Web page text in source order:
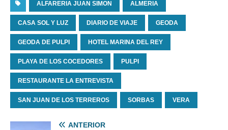
ALFARERIA JUAN SIMON ALMERIA
CASA SOL Y LUZ DIARIO DE VIAJE GEODA
GEODA DE PULPI HOTEL MARINA DEL REY
PLAYA DE LOS COCEDORES PULPI
RESTAURANTE LA ENTREVISTA
SAN JUAN DE LOS TERREROS SORBAS VERA
ANTERIOR